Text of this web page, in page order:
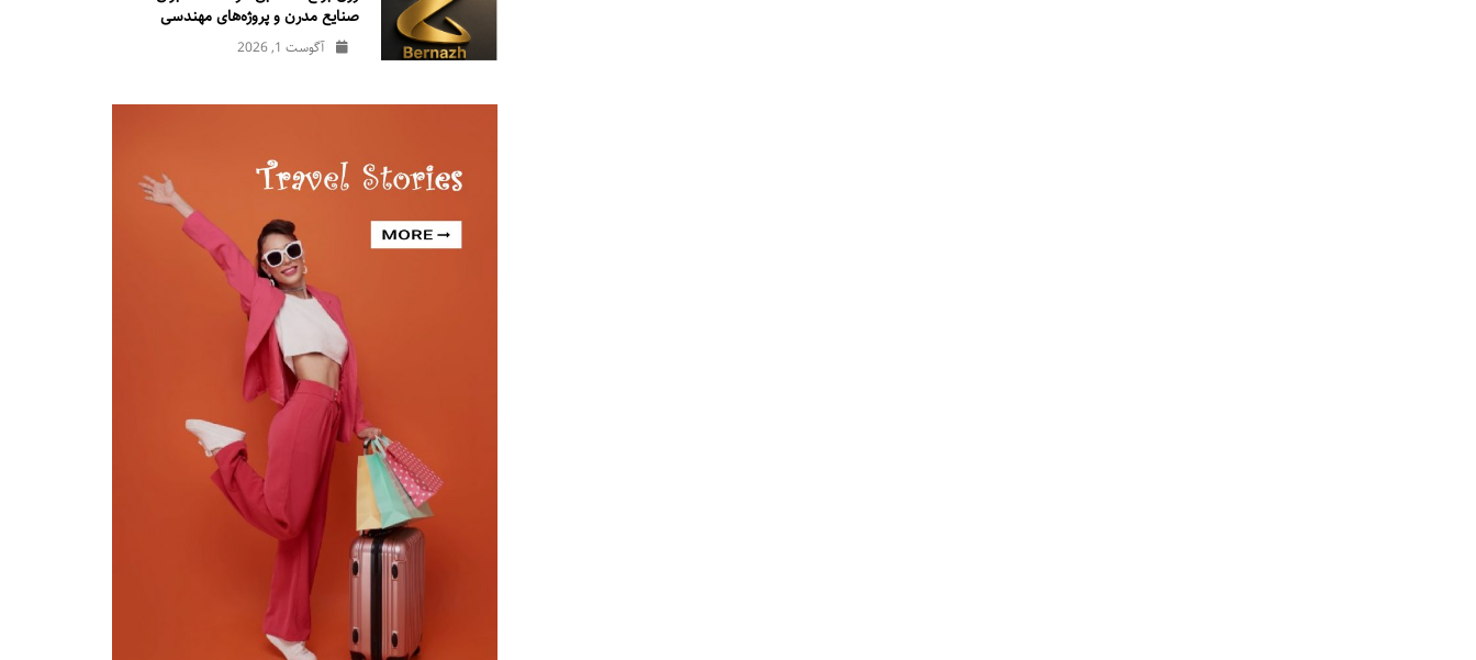
صنایع مدرن و پروژه‌های مهندسی
آگوست 1, 2026